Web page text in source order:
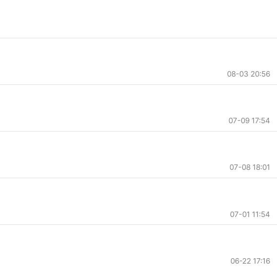
08-03 20:56
07-09 17:54
07-08 18:01
07-01 11:54
06-22 17:16